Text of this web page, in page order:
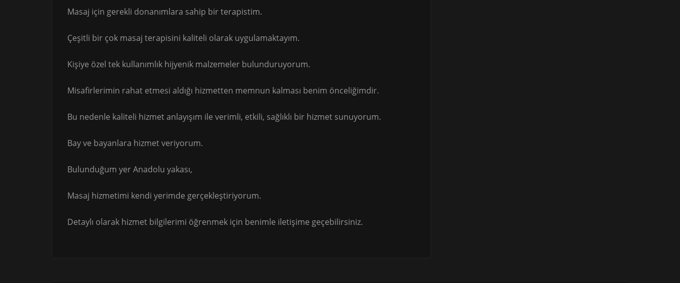
Masaj için gerekli donanımlara sahip bir terapistim.
Çeşitli bir çok masaj terapisini kaliteli olarak uygulamaktayım.
Kişiye özel tek kullanımlık hijyenik malzemeler bulunduruyorum.
Misafirlerimin rahat etmesi aldığı hizmetten memnun kalması benim önceliğimdir.
Bu nedenle kaliteli hizmet anlayışım ile verimli, etkili, sağlıklı bir hizmet sunuyorum.
Bay ve bayanlara hizmet veriyorum.
Bulunduğum yer Anadolu yakası,
Masaj hizmetimi kendi yerimde gerçekleştiriyorum.
Detaylı olarak hizmet bilgilerimi öğrenmek için benimle iletişime geçebilirsiniz.